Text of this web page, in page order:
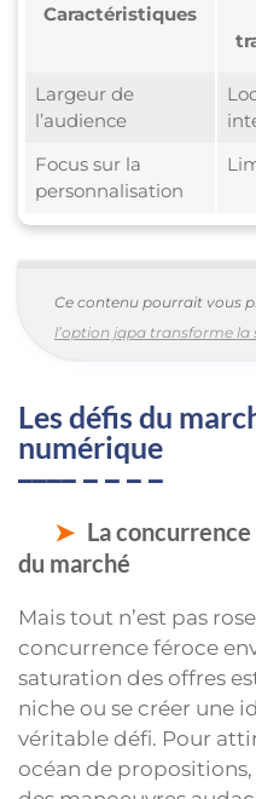
Caractéristiques
Largeur de
l’audience
Focus sur la
personnalisation
Ce contenu pourrait vous
l’option jqpa transforme la
Les défis du
numérique
La
du marché
Mais tout n’est pas
concurrence féroce
saturation des offres
niche ou se créer une
véritable défi. Pour
océan de